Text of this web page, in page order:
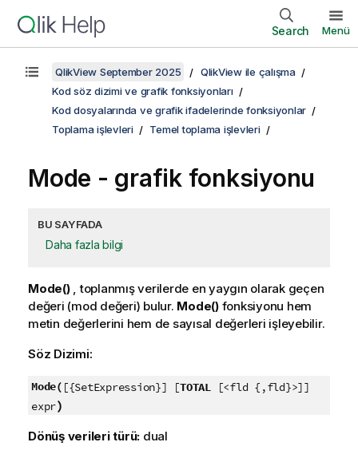
Search Menü
QlikView September 2025
QlikView ile çalışma
Kod söz dizimi ve grafik fonksiyonları
Kod dosyalarında ve grafik ifadelerinde fonksiyonlar
Toplama işlevleri
Temel toplama işlevleri
Mode - grafik fonksiyonu
BU SAYFADA
Daha fazla bilgi
Mode() , toplanmış verilerde en yaygın olarak geçen
değeri (mod değeri) bulur. Mode()fonksiyonu hem
metin değerlerini hem de sayısal değerleri işleyebilir.
Söz Dizimi:
Mode( [{SetExpression}] [TOTAL[<fld {,fld}>]]
expr)
Dönüş verileri türü: dual